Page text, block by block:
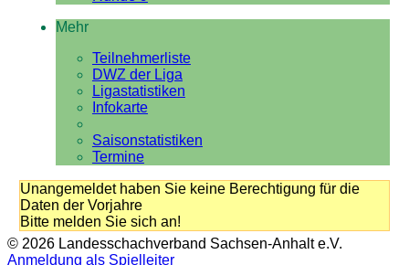
Mehr
Teilnehmerliste
DWZ der Liga
Ligastatistiken
Infokarte
Saisonstatistiken
Termine
Unangemeldet haben Sie keine Berechtigung für die
Daten der Vorjahre
Bitte melden Sie sich an!
© 2026 Landesschachverband Sachsen-Anhalt e.V.
Anmeldung als Spielleiter